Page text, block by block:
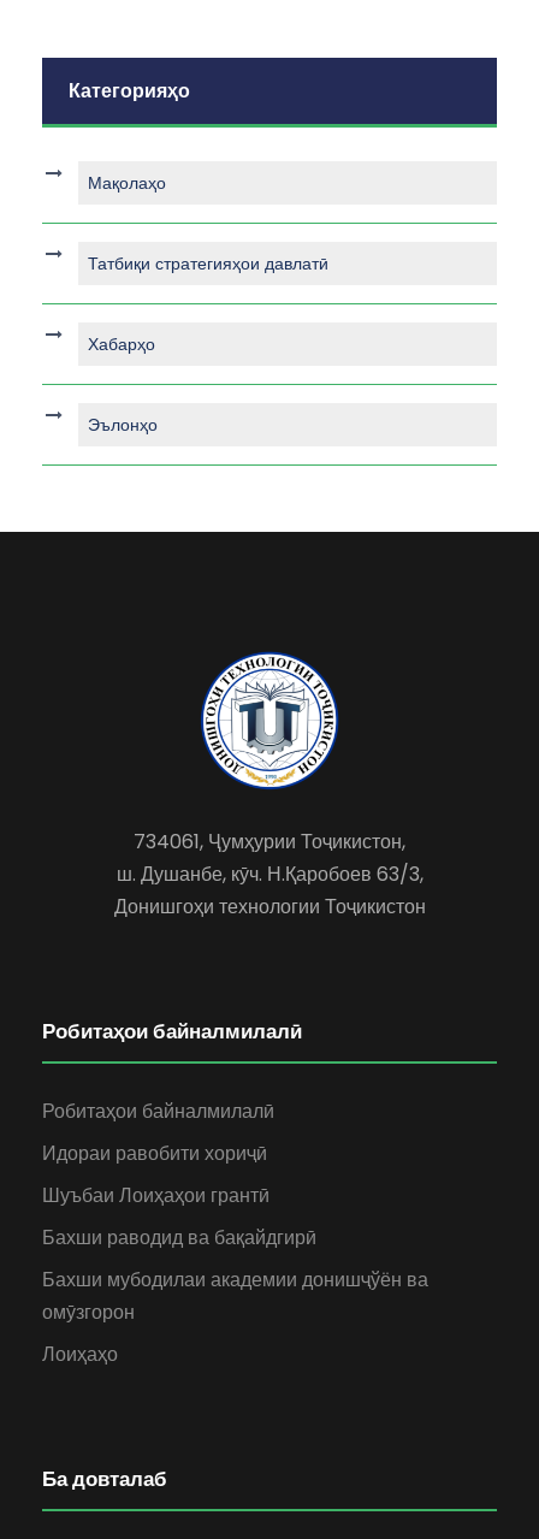
Категорияҳо
Мақолаҳо
Татбиқи стратегияҳои давлатӣ
Хабарҳо
Эълонҳо
734061, Ҷумҳурии Тоҷикистон,
ш. Душанбе, кӯч. Н.Қаробоев 63/3,
Донишгоҳи технологии Тоҷикистон
Робитаҳои байналмилалӣ
Робитаҳои байналмилалӣ
Идораи равобити хориҷӣ
Шуъбаи Лоиҳаҳои грантӣ
Бахши раводид ва бақайдгирӣ
Бахши мубодилаи академии донишҷўён ва
омӯзгорон
Лоиҳаҳо
Ба довталаб